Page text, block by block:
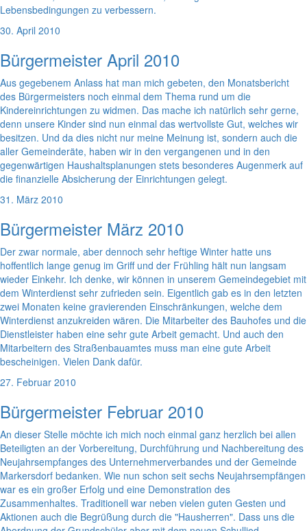
Lebensbedingungen zu verbessern.
30. April 2010
Bürgermeister April 2010
Aus gegebenem Anlass hat man mich gebeten, den Monatsbericht
des Bürgermeisters noch einmal dem Thema rund um die
Kindereinrichtungen zu widmen. Das mache ich natürlich sehr gerne,
denn unsere Kinder sind nun einmal das wertvollste Gut, welches wir
besitzen. Und da dies nicht nur meine Meinung ist, sondern auch die
aller Gemeinderäte, haben wir in den vergangenen und in den
gegenwärtigen Haushaltsplanungen stets besonderes Augenmerk auf
die finanzielle Absicherung der Einrichtungen gelegt.
31. März 2010
Bürgermeister März 2010
Der zwar normale, aber dennoch sehr heftige Winter hatte uns
hoffentlich lange genug im Griff und der Frühling hält nun langsam
wieder Einkehr. Ich denke, wir können in unserem Gemeindegebiet mit
dem Winterdienst sehr zufrieden sein. Eigentlich gab es in den letzten
zwei Monaten keine gravierenden Einschränkungen, welche dem
Winterdienst anzukreiden wären. Die Mitarbeiter des Bauhofes und die
Dienstleister haben eine sehr gute Arbeit gemacht. Und auch den
Mitarbeitern des Straßenbauamtes muss man eine gute Arbeit
bescheinigen. Vielen Dank dafür.
27. Februar 2010
Bürgermeister Februar 2010
An dieser Stelle möchte ich mich noch einmal ganz herzlich bei allen
Beteiligten an der Vorbereitung, Durchführung und Nachbereitung des
Neujahrsempfanges des Unternehmerverbandes und der Gemeinde
Markersdorf bedanken. Wie nun schon seit sechs Neujahrsempfängen
war es ein großer Erfolg und eine Demonstration des
Zusammenhaltes. Traditionell war neben vielen guten Gesten und
Aktionen auch die Begrüßung durch die "Hausherren". Dass uns die